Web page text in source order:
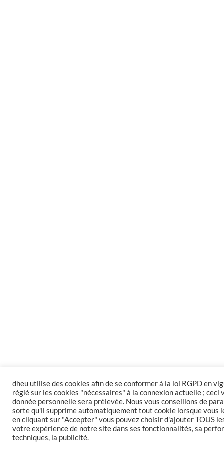
dheu utilise des cookies afin de se conformer à la loi RGPD en
réglé sur les cookies "nécessaires" à la connexion actuelle ; ceci
donnée personnelle sera prélevée. Nous vous conseillons de
sorte qu'il supprime automatiquement tout cookie lorsque vous
en cliquant sur "Accepter" vous pouvez choisir d'ajouter TOUS
votre expérience de notre site dans ses fonctionnalités, sa
techniques, la publicité.